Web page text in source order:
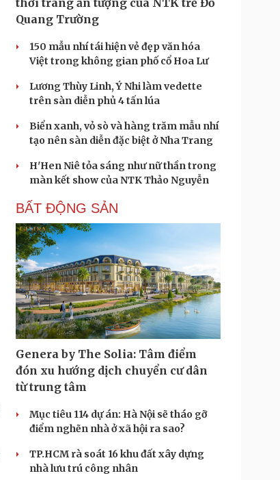
thời trang ấn tượng của NTK trẻ Đỗ
Quang Trường
150 mẫu nhí tái hiện vẻ đẹp văn hóa
Việt trong không gian phố cổ Hoa Lư
Lương Thùy Linh, Ý Nhi làm vedette
trên sàn diễn phủ 4 tấn lúa
Biển xanh, vỏ sò và hàng trăm mẫu nhí
tạo nên sàn diễn đặc biệt ở Nha Trang
H'Hen Niê tỏa sáng như nữ thần trong
màn kết show của NTK Thảo Nguyễn
BẤT ĐỘNG SẢN
Genera by The Solia: Tâm điểm
đón xu hướng dịch chuyển cư dân
từ trung tâm
Mục tiêu 114 dự án: Hà Nội sẽ tháo gỡ
điểm nghẽn nhà ở xã hội ra sao?
TP.HCM rà soát 16 khu đất xây dựng
nhà lưu trú công nhân